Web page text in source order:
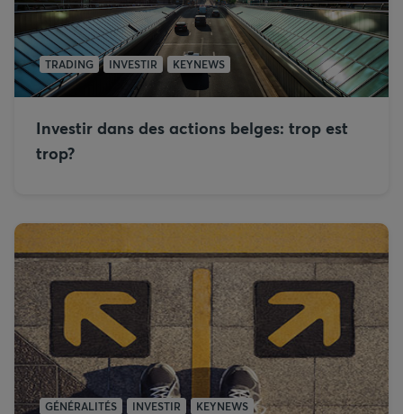
TRADING INVESTIR KEYNEWS
Investir dans des actions belges: trop est
trop?
GÉNÉRALITÉS INVESTIR KEYNEWS